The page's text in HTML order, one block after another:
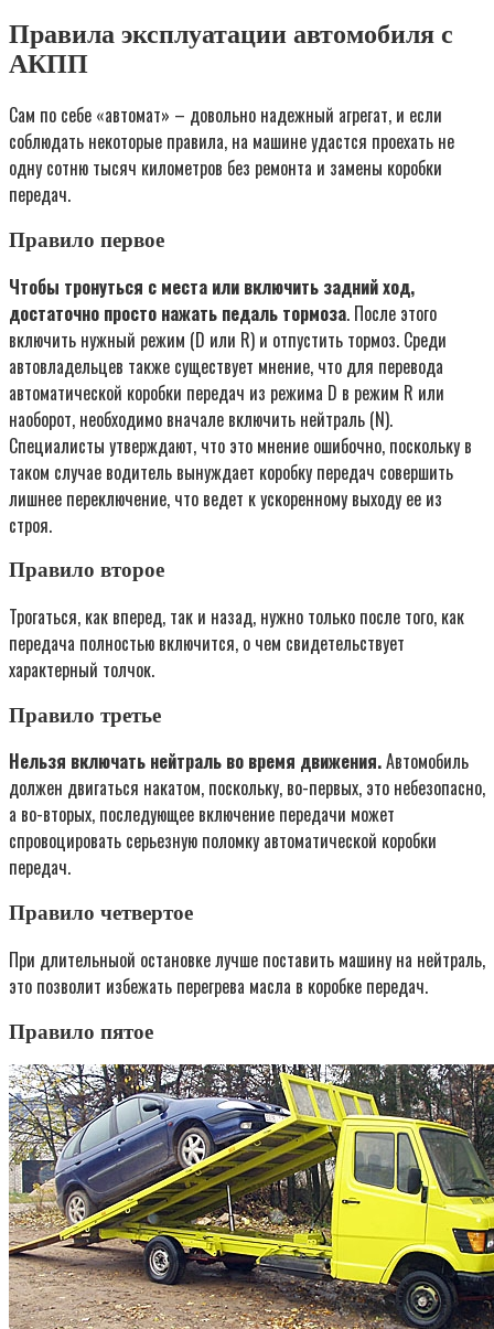
Правила эксплуатации автомобиля с
АКПП
Сам по себе «автомат» – довольно надежный агрегат, и если
соблюдать некоторые правила, на машине удастся проехать не
одну сотню тысяч километров без ремонта и замены коробки
передач.
Правило первое
Чтобы тронуться с места или включить задний ход,
достаточно просто нажать педаль тормоза. После этого
включить нужный режим (D или R) и отпустить тормоз. Среди
автовладельцев также существует мнение, что для перевода
автоматической коробки передач из режима D в режим R или
наоборот, необходимо вначале включить нейтраль (N).
Специалисты утверждают, что это мнение ошибочно, поскольку в
таком случае водитель вынуждает коробку передач совершить
лишнее переключение, что ведет к ускоренному выходу ее из
строя.
Правило второе
Трогаться, как вперед, так и назад, нужно только после того, как
передача полностью включится, о чем свидетельствует
характерный толчок.
Правило третье
Нельзя включать нейтраль во время движения.Автомобиль
должен двигаться накатом, поскольку, во-первых, это небезопасно,
а во-вторых, последующее включение передачи может
спровоцировать серьезную поломку автоматической коробки
передач.
Правило четвертое
При длительныой остановке лучше поставить машину на нейтраль,
это позволит избежать перегрева масла в коробке передач.
Правило пятое